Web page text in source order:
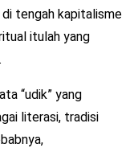
di tengah kapitalisme
itulah yang
“udik” yang
literasi, tradisi